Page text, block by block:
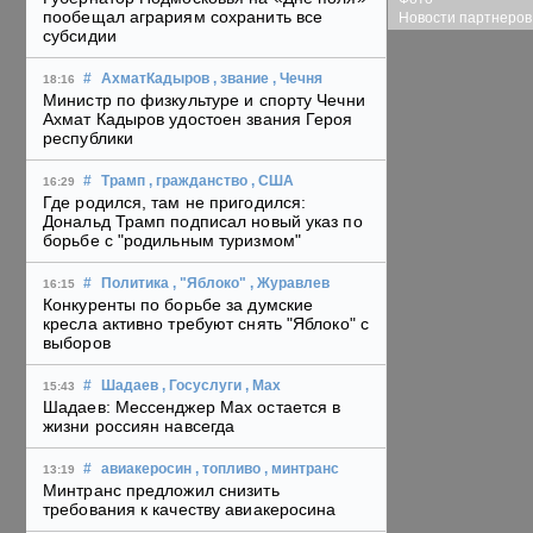
пообещал аграриям сохранить все
субсидии
18:16 # АхматКадыров , звание , Чечня
Министр по физкультуре и спорту Чечни
Ахмат Кадыров удостоен звания Героя
республики
16:29 # Трамп , гражданство , США
Где родился, там не пригодился:
Дональд Трамп подписал новый указ по
борьбе с "родильным туризмом"
16:15 # Политика , "Яблоко" , Журавлев
Конкуренты по борьбе за думские
кресла активно требуют снять "Яблоко" с
выборов
15:43 # Шадаев , Госуслуги , Max
Шадаев: Мессенджер Max остается в
жизни россиян навсегда
13:19 # авиакеросин , топливо , минтранс
Минтранс предложил снизить
требования к качеству авиакеросина
Новости партнеров